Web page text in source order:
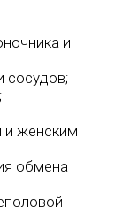
и
сосудов;
и женским
обмена